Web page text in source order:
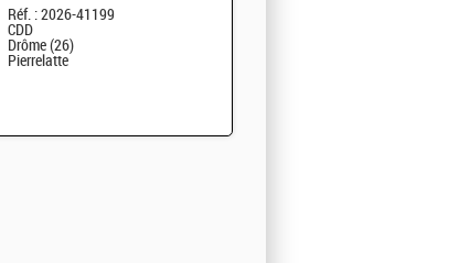
Réf. : 2026-41199
CDD
Drôme (26)
Pierrelatte